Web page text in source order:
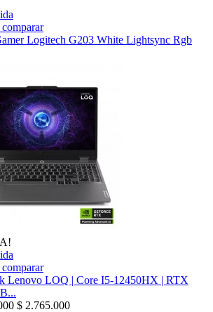
Logitech G203 White Lightsync Rgb
Lenovo LOQ | Core I5-12450HX | RTX
$ 2.765.000